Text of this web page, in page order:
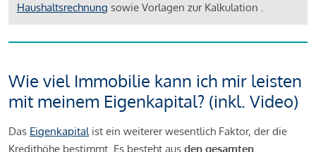
Haushaltsrechnung sowie Vorlagen zur Kalkulation .
Wie viel Immobilie kann ich mir leisten
mit meinem Eigenkapital? (inkl. Video)
Das Eigenkapitalist ein weiterer wesentlich Faktor, der die
Kredithöhe bestimmt. Es besteht aus den gesamten